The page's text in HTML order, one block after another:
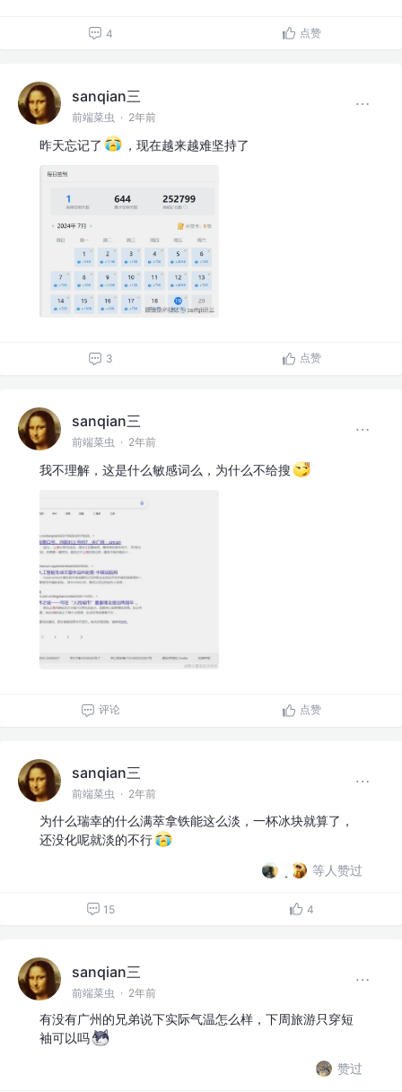
4 点赞
sanqian三
前端菜虫 · 2年前
昨天忘记了 ，现在越来越难坚持了
3 点赞
sanqian三
前端菜虫 · 2年前
我不理解，这是什么敏感词么，为什么不给搜
评论 点赞
sanqian三
前端菜虫 · 2年前
为什么瑞幸的什么满萃拿铁能这么淡，一杯冰块就算了，
还没化呢就淡的不行
等人赞过
15 4
sanqian三
前端菜虫 · 2年前
有没有广州的兄弟说下实际气温怎么样，下周旅游只穿短
袖可以吗
赞过